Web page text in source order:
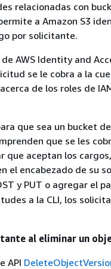
relacionadas con
a Amazon S3
por solicitante.
AWS Identity and
se le cobra a la
de los roles de
que sea un bucket
que se les
que aceptan los
el encabezado de su
y PUT o agregar el
a la CLI, los
al eliminar un
API